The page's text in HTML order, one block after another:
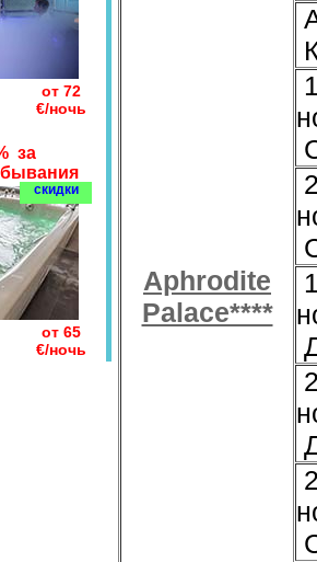
от 72
€/ночь
за
скидки
от 65
€/ночь
Aphrodite
Palace****